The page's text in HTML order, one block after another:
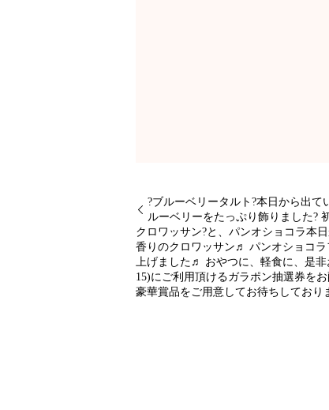
?ブルーベリータルト?本日から出
ルーベリーをたっぷり飾りました?
クロワッサン?と、パンオショコラ本
香りのクロワッサン♬ パンオショコラ
上げました♬ おやつに、軽食に、是
15)にご利用頂けるガラポン抽選券を
豪華賞品をご用意してお待ちし